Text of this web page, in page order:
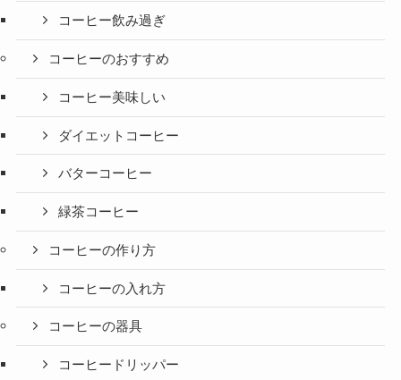
コーヒー飲み過ぎ
コーヒーのおすすめ
コーヒー美味しい
ダイエットコーヒー
バターコーヒー
緑茶コーヒー
コーヒーの作り方
コーヒーの入れ方
コーヒーの器具
コーヒードリッパー